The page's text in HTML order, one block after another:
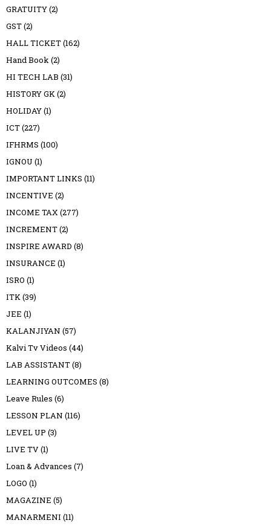
GRATUITY(2)
GST(2)
HALL TICKET(162)
Hand Book(2)
HI TECH LAB (31)
HISTORY GK(2)
HOLIDAY(1)
ICT(227)
IFHRMS (100)
IGNOU (1)
IMPORTANT LINKS (11)
INCENTIVE (2)
INCOME TAX(277)
INCREMENT(2)
INSPIRE AWARD (8)
INSURANCE (1)
ISRO (1)
ITK(39)
JEE (1)
KALANJIYAN (57)
Kalvi Tv Videos (44)
LAB ASSISTANT(8)
LEARNING OUTCOMES (8)
Leave Rules (6)
LESSON PLAN (116)
LEVEL UP (3)
LIVE TV(1)
Loan & Advances (7)
LOGO (1)
MAGAZINE (5)
MANARMENI (11)